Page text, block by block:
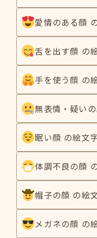
愛情のある顔
舌を出す顔 の
手を使う顔 の
無表情・疑い
眠い顔 の絵文
体調不良の顔
帽子の顔 の絵
メガネの顔 の